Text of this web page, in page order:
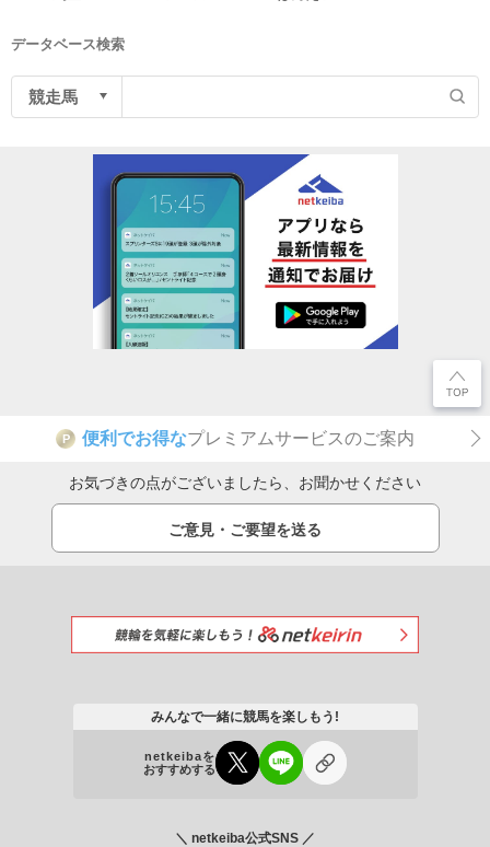
データベース検索
P 便利でお得なプレミアムサービスのご案内
お気づきの点がございましたら、お聞かせください
ご意見・ご要望を送る
みんなで一緒に競馬を楽しもう!
netkeibaを
おすすめする
＼ netkeiba公式SNS ／